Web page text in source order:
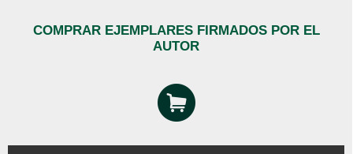
COMPRAR EJEMPLARES FIRMADOS POR EL
AUTOR